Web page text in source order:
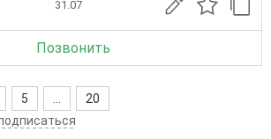
31.07
Позвонить
5
20